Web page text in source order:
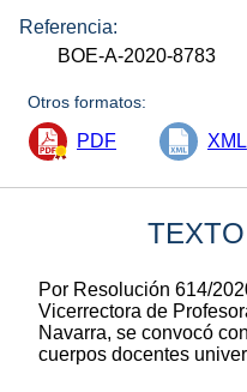
Referencia:
BOE-A-2020-8783
Otros formatos:
PDF XML
Por Resolución 614/
Vicerrectora de
Navarra, se convocó
cuerpos docentes